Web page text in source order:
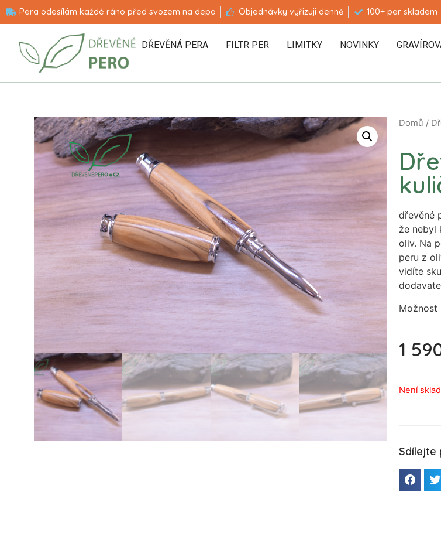
Pera odesílám každé ráno před svozem na depa Objednávky vyřizuji denně 100+ per skladem
DŘEVĚNÁ PERA FILTR PER LIMITKY NOVINKY
Domů /
dřevěné
že nebyl
oliv. Na
peru z
vidíte
Možnost
1
Není
Sdílejte